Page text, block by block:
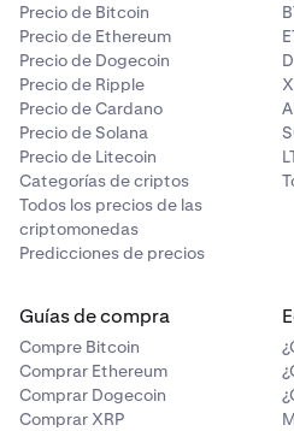
Precio de Bitcoin
Precio de Ethereum
Precio de Dogecoin
Precio de Ripple
Precio de Cardano
Precio de Solana
Precio de Litecoin
Categorías de criptos
Todos los precios de las
criptomonedas
Predicciones de precios
Guías de compra
Compre Bitcoin
Comprar Ethereum
Comprar Dogecoin
Comprar XRP